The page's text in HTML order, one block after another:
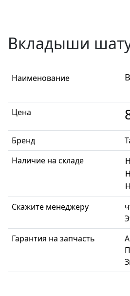
Вкладыши
Наименование
Цена
Бренд
Наличие на складе
Скажите менеджеру
Гарантия на запчасть